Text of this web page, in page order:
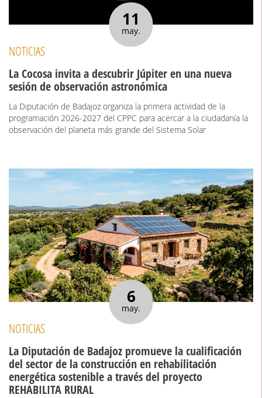
11
may.
NOTICIAS
La Cocosa invita a descubrir Júpiter en una nueva
sesión de observación astronómica
La Diputación de Badajoz organiza la primera actividad de la
programación 2026-2027 del CPPC para acercar a la ciudadanía la
observación del planeta más grande del Sistema Solar
6
may.
NOTICIAS
La Diputación de Badajoz promueve la cualificación
del sector de la construcción en rehabilitación
energética sostenible a través del proyecto
REHABILITA RURAL